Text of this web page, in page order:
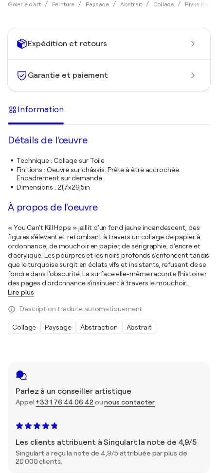
Galerie d'art Peinture Paysage Abstrait Collage Rivka
Expédition et retours
Garantie et paiement
Parlez à un conseiller artistique
Appel +33 1 76 44 06 42 ounous contacter
Les clients attribuent à Singulart la note de 4,9/5
Singulart a reçu la note de 4,9/5 attribuée par plus de
20 000 clients.
Information
Détails de l'œuvre
Technique: Collage sur Toile
Finitions : Oeuvre sur châssis. Prête à être accrochée.
Encadrement sur demande.
Dimensions : 21,7x29,5in
À propos de l'oeuvre
« You Can't Kill Hope » jaillit d'un fond jaune incandescent, des
figures s'élevant et retombant à travers un collage de papier à
ordonnance, de mouchoir en papier, de sérigraphie, d'encre et
d'acrylique. Les pourpres et les noirs profonds s'enfoncent tandis
que le turquoise surgit en éclats vifs et insistants, refusant de se
fondre dans l'obscurité. La surface elle-même raconte l'histoire :
des pages d'ordonnance s'insinuent à travers le mouchoir…
Lire plus
Description traduite automatiquement.
Collage Paysage Abstraction Abstrait